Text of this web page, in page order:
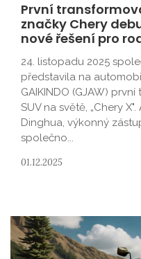
První
značky Chery
nové řešení pro
24. listopadu 2025
představila na
GAIKINDO (GJAW)
SUV na světě, „Chery
Dinghua, výkonný
společno...
01.12.2025